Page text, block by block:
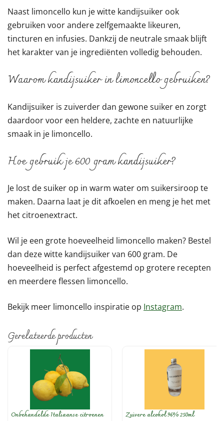
Naast limoncello kun je witte kandijsuiker ook
gebruiken voor andere zelfgemaakte likeuren,
tincturen en infusies. Dankzij de neutrale smaak blijft
het karakter van je ingrediënten volledig behouden.
Waarom kandijsuiker in limoncello gebruiken?
Kandijsuiker is zuiverder dan gewone suiker en zorgt
daardoor voor een heldere, zachte en natuurlijke
smaak in je limoncello.
Hoe gebruik je 600 gram kandijsuiker?
Je lost de suiker op in warm water om suikersiroop te
maken. Daarna laat je dit afkoelen en meng je het met
het citroenextract.
Wil je een grote hoeveelheid limoncello maken? Bestel
dan deze witte kandijsuiker van 600 gram. De
hoeveelheid is perfect afgestemd op grotere recepten
en meerdere flessen limoncello.
Bekijk meer limoncello inspiratie op Instagram.
Gerelateerde producten
Onbehandelde Italiaanse citroenen Zuivere alcohol 96% 250ml